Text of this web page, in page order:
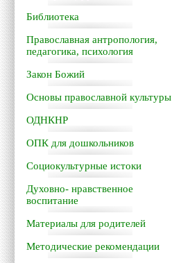
Библиотека
Православная антропология,
педагогика, психология
Закон Божий
Основы православной культуры
ОДНКНР
ОПК для дошкольников
Социокультурные истоки
Духовно- нравственное
воспитание
Материалы для родителей
Методические рекомендации